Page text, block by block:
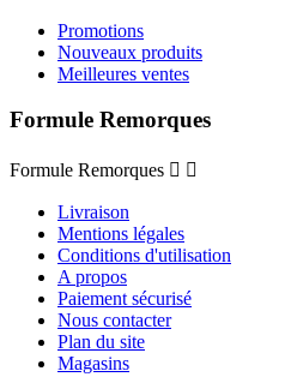
Promotions
Nouveaux produits
Meilleures ventes
Formule Remorques
Formule Remorques  
Livraison
Mentions légales
Conditions d'utilisation
A propos
Paiement sécurisé
Nous contacter
Plan du site
Magasins